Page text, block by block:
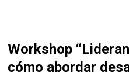
Workshop
cómo abordar